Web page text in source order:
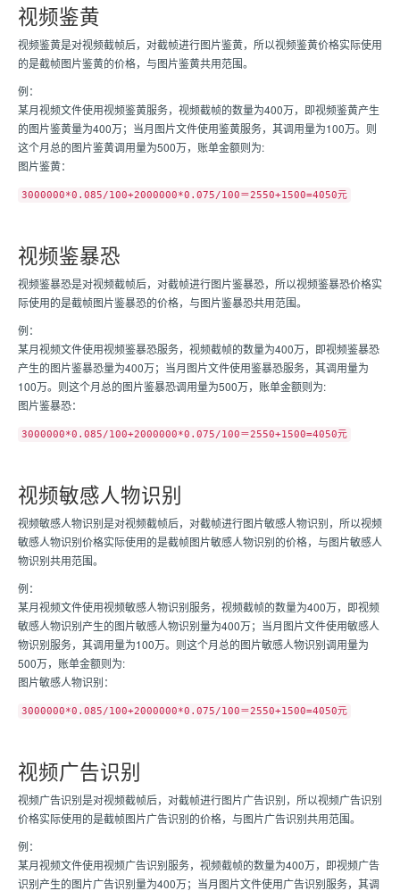
视频鉴黄
视频鉴黄是对视频截帧后，对截帧进行图片鉴黄，所以视频鉴黄价格实际使用
的是截帧图片鉴黄的价格，与图片鉴黄共用范围。
例：
某月视频文件使用视频鉴黄服务，视频截帧的数量为400万，即视频鉴黄产生
的图片鉴黄量为400万；当月图片文件使用鉴黄服务，其调用量为100万。则
这个月总的图片鉴黄调用量为500万，账单金额则为:
图片鉴黄：
3000000*0.085/100+2000000*0.075/100＝2550+1500=4050元
视频鉴暴恐
视频鉴暴恐是对视频截帧后，对截帧进行图片鉴暴恐，所以视频鉴暴恐价格实
际使用的是截帧图片鉴暴恐的价格，与图片鉴暴恐共用范围。
例：
某月视频文件使用视频鉴暴恐服务，视频截帧的数量为400万，即视频鉴暴恐
产生的图片鉴暴恐量为400万；当月图片文件使用鉴暴恐服务，其调用量为
100万。则这个月总的图片鉴暴恐调用量为500万，账单金额则为:
图片鉴暴恐：
3000000*0.085/100+2000000*0.075/100＝2550+1500=4050元
视频敏感人物识别
视频敏感人物识别是对视频截帧后，对截帧进行图片敏感人物识别，所以视频
敏感人物识别价格实际使用的是截帧图片敏感人物识别的价格，与图片敏感人
物识别共用范围。
例：
某月视频文件使用视频敏感人物识别服务，视频截帧的数量为400万，即视频
敏感人物识别产生的图片敏感人物识别量为400万；当月图片文件使用敏感人
物识别服务，其调用量为100万。则这个月总的图片敏感人物识别调用量为
500万，账单金额则为:
图片敏感人物识别：
3000000*0.085/100+2000000*0.075/100＝2550+1500=4050元
视频广告识别
视频广告识别是对视频截帧后，对截帧进行图片广告识别，所以视频广告识别
价格实际使用的是截帧图片广告识别的价格，与图片广告识别共用范围。
例：
某月视频文件使用视频广告识别服务，视频截帧的数量为400万，即视频广告
识别产生的图片广告识别量为400万；当月图片文件使用广告识别服务，其调